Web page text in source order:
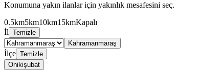
Konumuna yakın ilanlar için yakınlık mesafesini seç.
0.5km5km10km15kmKapalı
İl Temizle
Kahramanmaraş
İlçe Temizle
Onikişubat